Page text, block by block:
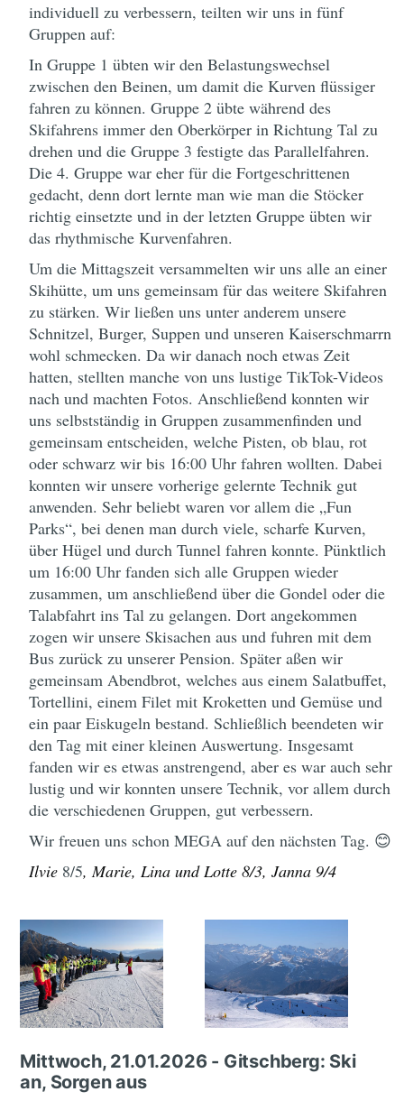
individuell zu verbessern, teilten wir uns in fünf
Gruppen auf:
In Gruppe 1 übten wir den Belastungswechsel
zwischen den Beinen, um damit die Kurven flüssiger
fahren zu können. Gruppe 2 übte während des
Skifahrens immer den Oberkörper in Richtung Tal zu
drehen und die Gruppe 3 festigte das Parallelfahren.
Die 4. Gruppe war eher für die Fortgeschrittenen
gedacht, denn dort lernte man wie man die Stöcker
richtig einsetzte und in der letzten Gruppe übten wir
das rhythmische Kurvenfahren.
Um die Mittagszeit versammelten wir uns alle an einer
Skihütte, um uns gemeinsam für das weitere Skifahren
zu stärken. Wir ließen uns unter anderem unsere
Schnitzel, Burger, Suppen und unseren Kaiserschmarrn
wohl schmecken. Da wir danach noch etwas Zeit
hatten, stellten manche von uns lustige TikTok-Videos
nach und machten Fotos. Anschließend konnten wir
uns selbstständig in Gruppen zusammenfinden und
gemeinsam entscheiden, welche Pisten, ob blau, rot
oder schwarz wir bis 16:00 Uhr fahren wollten. Dabei
konnten wir unsere vorherige gelernte Technik gut
anwenden. Sehr beliebt waren vor allem die „Fun
Parks“, bei denen man durch viele, scharfe Kurven,
über Hügel und durch Tunnel fahren konnte. Pünktlich
um 16:00 Uhr fanden sich alle Gruppen wieder
zusammen, um anschließend über die Gondel oder die
Talabfahrt ins Tal zu gelangen. Dort angekommen
zogen wir unsere Skisachen aus und fuhren mit dem
Bus zurück zu unserer Pension. Später aßen wir
gemeinsam Abendbrot, welches aus einem Salatbuffet,
Tortellini, einem Filet mit Kroketten und Gemüse und
ein paar Eiskugeln bestand. Schließlich beendeten wir
den Tag mit einer kleinen Auswertung. Insgesamt
fanden wir es etwas anstrengend, aber es war auch sehr
lustig und wir konnten unsere Technik, vor allem durch
die verschiedenen Gruppen, gut verbessern.
Wir freuen uns schon MEGA auf den nächsten Tag. 😊
Ilvie 8/5, Marie, Lina und Lotte 8/3, Janna 9/4
Mittwoch, 21.01.2026 - Gitschberg: Ski
an, Sorgen aus